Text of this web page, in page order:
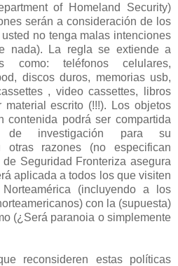
of Homeland Security)
serán a consideración de los
no tenga malas intenciones
nada). La regla se extiende a
como: teléfonos celulares,
discos duros, memorias usb,
, video cassettes, libros
material escrito (!!!). Los objetos
contenida podrá ser compartida
investigación para su
otras razones (no especifican
Seguridad Fronteriza asegura
aplicada a todos los que visiten
(incluyendo a los
con la (supuesta)
(¿Será paranoia o simplemente
reconsideren estas políticas